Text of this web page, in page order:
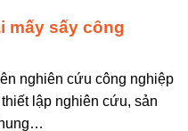
mấy sấy công
nghiên cứu công nghiệp
lập nghiên cứu, sản